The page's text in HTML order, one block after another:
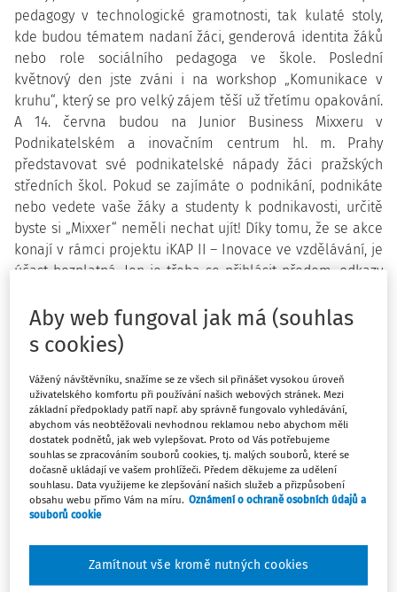
pedagogy v technologické gramotnosti, tak kulaté stoly,
kde budou tématem nadaní žáci, genderová identita žáků
nebo role sociálního pedagoga ve škole. Poslední
květnový den jste zváni i na workshop „Komunikace v
kruhu“, který se pro velký zájem těší už třetímu opakování.
A 14. června budou na Junior Business Mixxeru v
Podnikatelském a inovačním centrum hl. m. Prahy
představovat své podnikatelské nápady žáci pražských
středních škol. Pokud se zajímáte o podnikání, podnikáte
nebo vedete vaše žáky a studenty k podnikavosti, určitě
byste si „Mixxer“ neměli nechat ujít! Díky tomu, že se akce
konají v rámci projektu iKAP II – Inovace ve vzdělávání, je
účast bezplatná. Jen je třeba se přihlásit předem, odkazy
aktuality sledujte na Facebooku nebo LinkedIn Pražského
inovačního institutu.
Technologická gramotnost – školení pro
pedagogy
Termíny: 12. 5., 19. 5. 2023, od 9 hod. či 14 hod., vždy 4 x
45 min.Místo: FEL ČVUT (České vysoké učení technické v
Praze, Fakulta elektrotechnická, Technická 2, 166 27,
Praha).
či nawebu projektu.
Odkaz na přihlašování a více informací: Romana Blašková
Aby web fungoval jak má (souhlas
s cookies)
Vážený návštěvníku, snažíme se ze všech sil přinášet vysokou úroveň
uživatelského komfortu při používání našich webových stránek. Mezi
základní předpoklady patří např. aby správně fungovalo vyhledávání,
abychom vás neobtěžovali nevhodnou reklamou nebo abychom měli
dostatek podnětů, jak web vylepšovat. Proto od Vás potřebujeme
souhlas se zpracováním souborů cookies, tj. malých souborů, které se
dočasně ukládají ve vašem prohlížeči. Předem děkujeme za udělení
souhlasu. Data využijeme ke zlepšování našich služeb a přizpůsobení
obsahu webu přímo Vám na míru. Oznámení o ochraně osobních údajů a
souborů cookie
Zamítnout vše kromě nutných cookies